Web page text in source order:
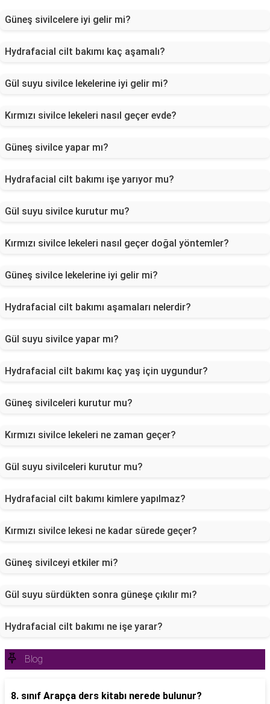
Güneş sivilcelere iyi gelir mi?
Hydrafacial cilt bakımı kaç aşamalı?
Gül suyu sivilce lekelerine iyi gelir mi?
Kırmızı sivilce lekeleri nasıl geçer evde?
Güneş sivilce yapar mı?
Hydrafacial cilt bakımı işe yarıyor mu?
Gül suyu sivilce kurutur mu?
Kırmızı sivilce lekeleri nasıl geçer doğal yöntemler?
Güneş sivilce lekelerine iyi gelir mi?
Hydrafacial cilt bakımı aşamaları nelerdir?
Gül suyu sivilce yapar mı?
Hydrafacial cilt bakımı kaç yaş için uygundur?
Güneş sivilceleri kurutur mu?
Kırmızı sivilce lekeleri ne zaman geçer?
Gül suyu sivilceleri kurutur mu?
Hydrafacial cilt bakımı kimlere yapılmaz?
Kırmızı sivilce lekesi ne kadar sürede geçer?
Güneş sivilceyi etkiler mi?
Gül suyu sürdükten sonra güneşe çıkılır mı?
Hydrafacial cilt bakımı ne işe yarar?
Blog
8. sınıf Arapça ders kitabı nerede bulunur?